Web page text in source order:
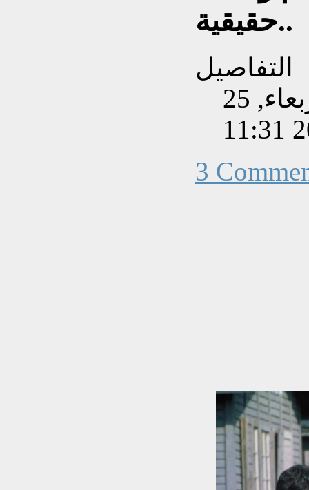
حقيقية..
التفاصيل
تم إنشاءه بتاريخ الأربعاء, 25
3